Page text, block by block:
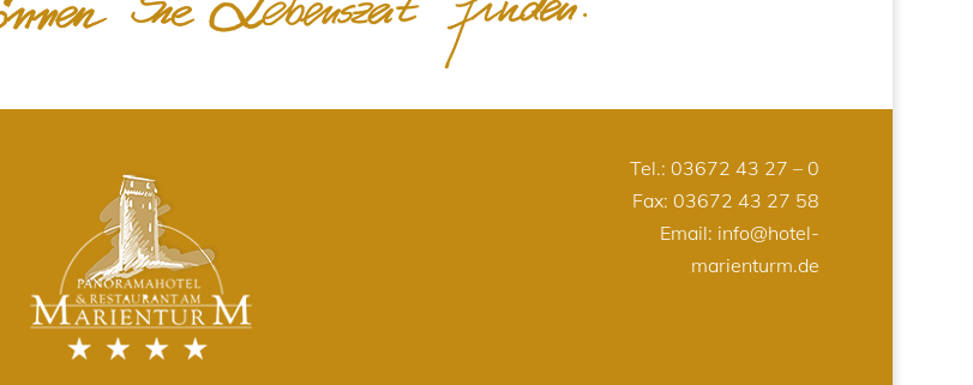
Tel.: 03672 43 27 – 0
Fax: 03672 43 27 58
Email: info@hotel-
marienturm.de